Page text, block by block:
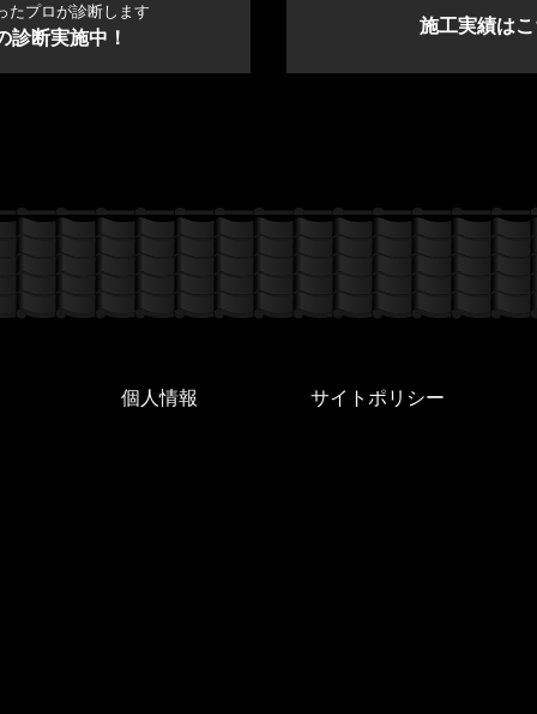
たプロが診断します
診断実施中！ 施工実績は
個人情報 サイトポリシー